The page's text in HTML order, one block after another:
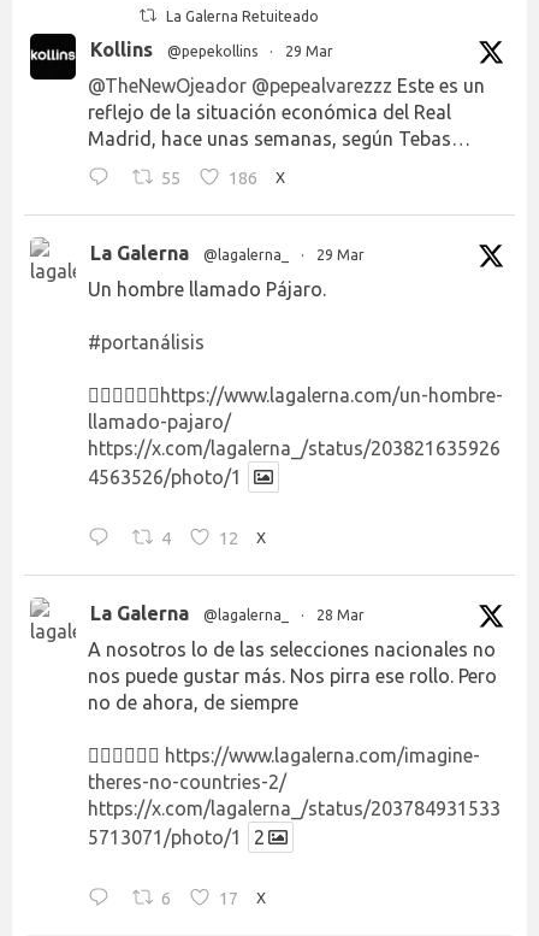
La Galerna Retuiteado
Kollins @pepekollins · 29 Mar
@TheNewOjeador @pepealvarezzz Este es un
reflejo de la situación económica del Real
Madrid, hace unas semanas, según Tebas…
55 186 X
La Galerna @lagalerna_ · 29 Mar
Un hombre llamado Pájaro.
#portanálisis
👉🏻👉🏻👉🏻 https://www.lagalerna.com/un-hombre-
llamado-pajaro/
https://x.com/lagalerna_/status/203821635926
4563526/photo/1
4 12 X
La Galerna @lagalerna_ · 28 Mar
A nosotros lo de las selecciones nacionales no
nos puede gustar más. Nos pirra ese rollo. Pero
no de ahora, de siempre
👉🏻👉🏻👉🏻 https://www.lagalerna.com/imagine-
theres-no-countries-2/
https://x.com/lagalerna_/status/203784931533
5713071/photo/1
2
6 17 X